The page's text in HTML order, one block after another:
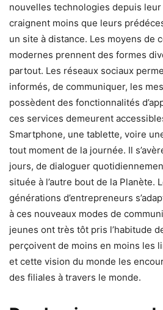
nouvelles technologies depuis
craignent moins que leurs
un site à distance. Les moyens de
modernes prennent des formes
partout. Les réseaux sociaux
informés, de communiquer, les
possèdent des fonctionnalités
ces services demeurent
Smartphone, une tablette, voire
tout moment de la journée. Il
jours, de dialoguer
située à l’autre bout de la Planète.
générations d’entrepreneurs
à ces nouveaux modes de
jeunes ont très tôt pris l’habitude
perçoivent de moins en moins les
et cette vision du monde les
des filiales à travers le monde.